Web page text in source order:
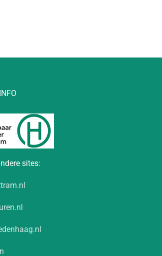
sites: